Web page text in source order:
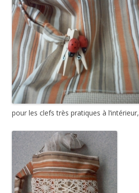
pour les clefs très pratiques à l’intérieur,